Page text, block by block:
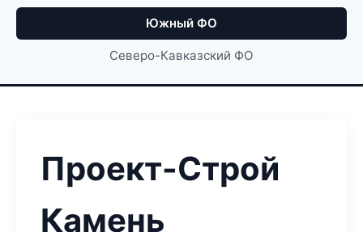
Южный ФО
Северо-Кавказский ФО
Проект-Строй
Камень